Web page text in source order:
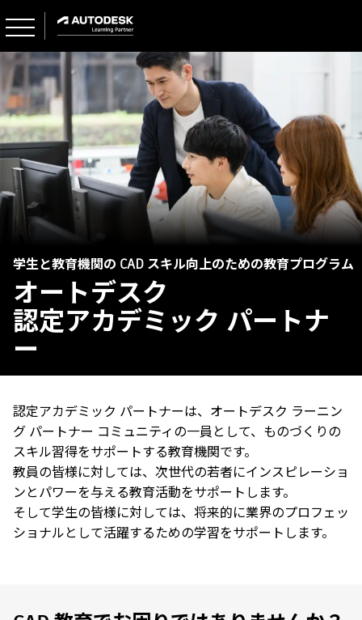
学生と教育機関の CAD スキル向上のための教育プログラム
オートデスク
認定アカデミック パートナ
ー
認定アカデミック パートナーは、オートデスク ラーニン
グ パートナー コミュニティの一員として、ものづくりの
スキル習得をサポートする教育機関です。
教員の皆様に対しては、次世代の若者にインスピレーショ
ンとパワーを与える教育活動をサポートします。
そして学生の皆様に対しては、将来的に業界のプロフェッ
ショナルとして活躍するための学習をサポートします。